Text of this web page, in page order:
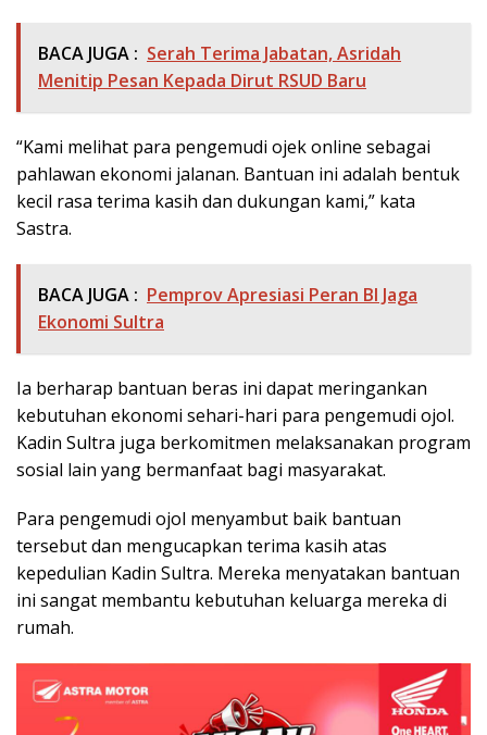
BACA JUGA : Serah Terima Jabatan, Asridah
Menitip Pesan Kepada Dirut RSUD Baru
“Kami melihat para pengemudi ojek online sebagai
pahlawan ekonomi jalanan. Bantuan ini adalah bentuk
kecil rasa terima kasih dan dukungan kami,” kata
Sastra.
BACA JUGA : Pemprov Apresiasi Peran BI Jaga
Ekonomi Sultra
Ia berharap bantuan beras ini dapat meringankan
kebutuhan ekonomi sehari-hari para pengemudi ojol.
Kadin Sultra juga berkomitmen melaksanakan program
sosial lain yang bermanfaat bagi masyarakat.
Para pengemudi ojol menyambut baik bantuan
tersebut dan mengucapkan terima kasih atas
kepedulian Kadin Sultra. Mereka menyatakan bantuan
ini sangat membantu kebutuhan keluarga mereka di
rumah.